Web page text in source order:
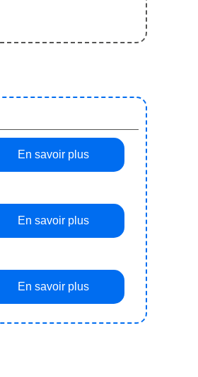
En savoir plus
En savoir plus
En savoir plus